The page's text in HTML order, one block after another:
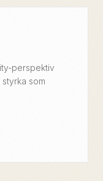
perspektiv
som